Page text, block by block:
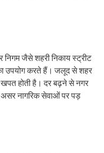
निगम जैसे शहरी निकाय स्ट्रीट
उपयोग करते हैं। जलूद से शहर
खपत होती है। दर बढ़ने से नगर
असर नागरिक सेवाओं पर पड़